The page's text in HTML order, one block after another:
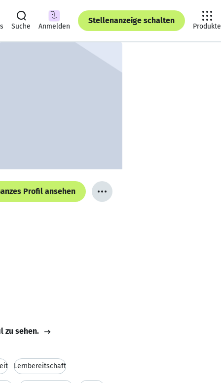
Suche Anmelden
Stellenanzeige schalten
Produkte
Profil ansehen
zu sehen.
Lernbereitschaft